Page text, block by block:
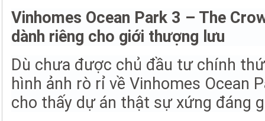
Vinhomes Ocean Park 3 – The
dành riêng cho giới thượng lưu
Dù chưa được chủ đầu tư chính
hình ảnh rò rỉ về Vinhomes Ocean
cho thấy dự án thật sự xứng đáng